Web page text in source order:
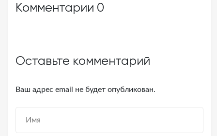
Комментарии 0
Оставьте комментарий
Ваш адрес email не будет опубликован.